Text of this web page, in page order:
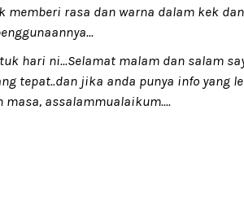
memberi rasa dan warna dalam kek
hari ni...Selamat malam dan salam
tepat..dan jika anda punya info yang
masa, assalammualaikum....